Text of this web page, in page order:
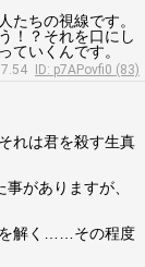
たちの視線です。
！？それを口にし
ていくんです。
ID: p7APovfi0 (83)
れは君を殺す生真
がありますが、
を解く……その程度